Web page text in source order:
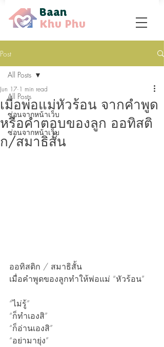
Baan
Khu Phu
Post
All Posts
ซ่อนจากหน้าเว็บ
ซ่อนจากหน้าเว็บ
All Posts
เมื่อพ่อแม่หัวร้อน จากคำพูด
หรือคำตอบของลูก ออทิสติ
ก/สมาธิสั้น
Jun 17 1 min read
ออทิสติก / สมาธิสั้น
เมื่อคำพูดของลูกทำให้พ่อแม่ “หัวร้อน”
“ไม่รู้”
“ก็ทำเองสิ”
“ก็อ่านเองสิ”
“อย่ามายุ่ง”